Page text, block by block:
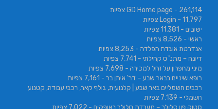
GD Home page - 261,114 צפיות
Login - 11,797 צפיות
ישובים - 11,381 צפיות
ראשי - 8,526 צפיות
אנדרטת אוגדת הפלדה - 8,253 צפיות
דיונה – מתנ"ס קהילתי - 7,741 צפיות
מיני מחפרון על זחל למכירה - 7,698 צפיות
רופא שיניים בבאר שבע – דר' איתן בר - 7,161 צפיות
רכבים חשמליים באר שבע | קלנועית, גולף קאר, רכבי עבודה, קטנוע
חשמלי - 7,139 צפיות
סטוק פון סלולר – מעבדת סלולר באופקים - 7,022 צפיות